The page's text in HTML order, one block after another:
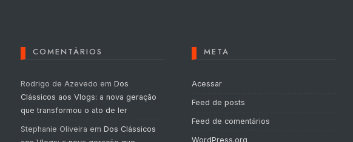
COMENTÁRIOS
Rodrigo de Azevedo emDos
Clássicos aos Vlogs: a nova geração
que transformou o ato de ler
Stephanie Oliveira emDos Clássicos
META
Acessar
Feed de posts
Feed de comentários
WordPress.org